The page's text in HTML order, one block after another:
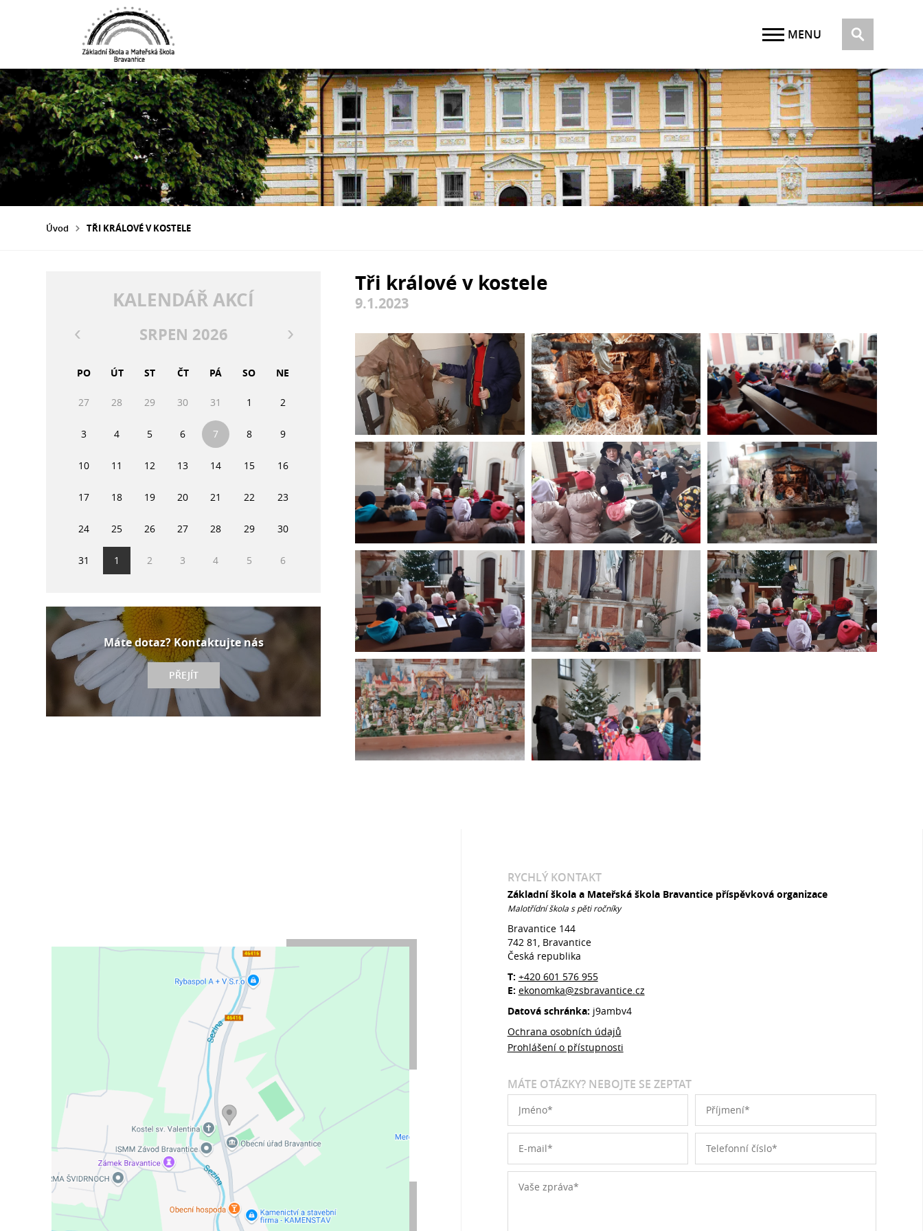
Úvod TŘI KRÁLOVÉ V KOSTELE
Tři králové v kostele
9.1.2023
KALENDÁŘ AKCÍ
SRPEN 2026
PO ÚT ST ČT PÁ SO NE
27 28 29 30 31 1 2
3 4 5 6 7 8 9
10 11 12 13 14 15 16
17 18 19 20 21 22 23
24 25 26 27 28 29 30
31 1 2 3 4 5 6
Máte dotaz? Kontaktujte nás
PŘEJÍT
RYCHLÝ KONTAKT
Základní škola a Mateřská škola Bravantice příspěvková organizace
Malotřídní škola s pěti ročníky
Bravantice 144
742 81, Bravantice
Česká republika
T: +420 601 576 955
E: ekonomka@zsbravantice.cz
Datová schránka: j9ambv4
Ochrana osobních údajů
Prohlášení o přístupnosti
MÁTE OTÁZKY? NEBOJTE SE ZEPTAT